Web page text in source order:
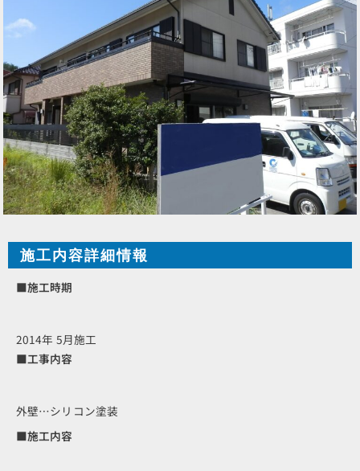
施工内容詳細情報
■施工時期
2014年 5月施工
■工事内容
外壁…シリコン塗装
■施工内容